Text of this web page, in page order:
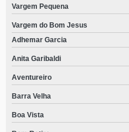
Vargem Pequena
Vargem do Bom Jesus
Adhemar Garcia
Anita Garibaldi
Aventureiro
Barra Velha
Boa Vista